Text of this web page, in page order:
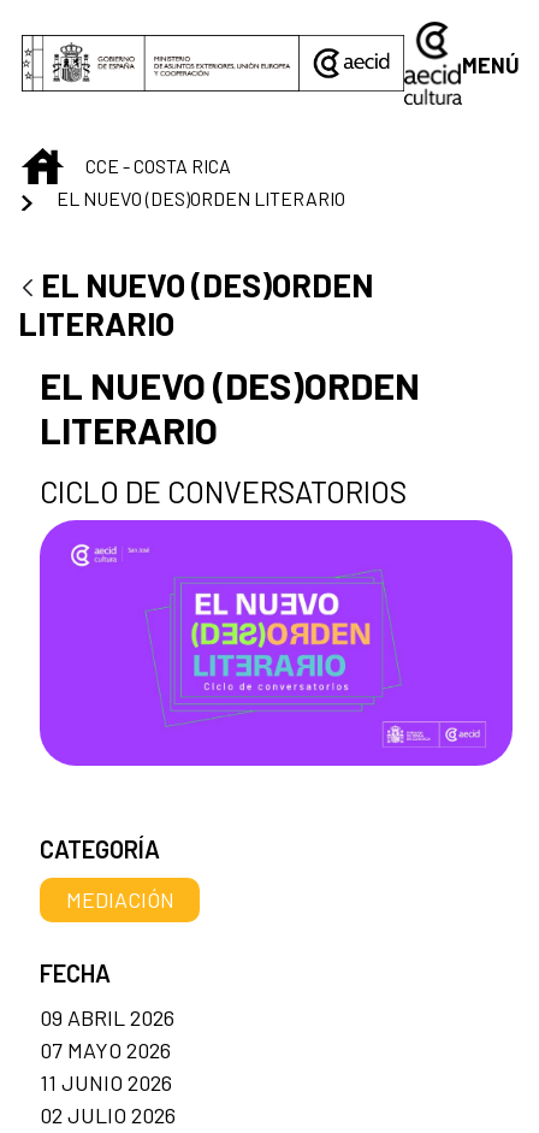
MENÚ
INICIO
CCE - COSTA RICA
EL NUEVO (DES)ORDEN LITERARIO
EL NUEVO (DES)ORDEN
LITERARIO
EL NUEVO (DES)ORDEN
LITERARIO
CICLO DE CONVERSATORIOS
CATEGORÍA
MEDIACIÓN
FECHA
09 ABRIL 2026
07 MAYO 2026
11 JUNIO 2026
02 JULIO 2026